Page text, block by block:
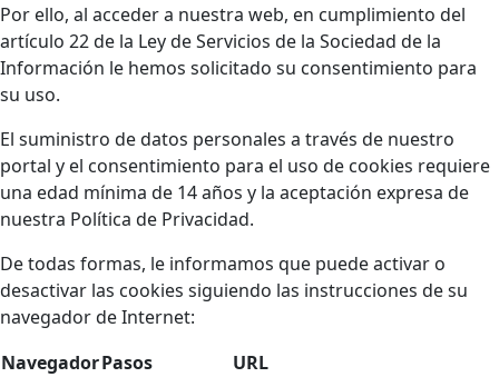
Por ello, al acceder a nuestra web, en cumplimiento del
artículo 22 de la Ley de Servicios de la Sociedad de la
Información le hemos solicitado su consentimiento para
su uso.
El suministro de datos personales a través de nuestro
portal y el consentimiento para el uso de cookies requiere
una edad mínima de 14 años y la aceptación expresa de
nuestra Política de Privacidad.
De todas formas, le informamos que puede activar o
desactivar las cookies siguiendo las instrucciones de su
navegador de Internet:
NavegadorPasos URL